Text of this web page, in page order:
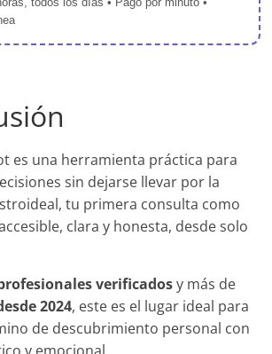
es una herramienta práctica para
sin dejarse llevar por la
tu primera consulta como
clara y honesta, desde solo
verificadosy más de
2024, este es el lugar ideal para
de descubrimiento personal con